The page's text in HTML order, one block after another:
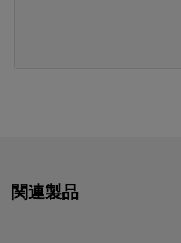
関連製品